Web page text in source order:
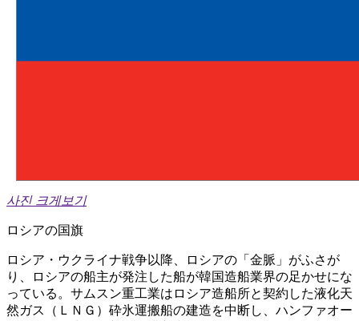
사진 크게보기
ロシアの国旗
ロシア・ウクライナ戦争以降、ロシアの「金脈」がふさが
り、ロシアの船主が発注した船が韓国造船業界の足かせにな
っている。サムスン重工業はロシア造船所と契約した液化天
然ガス（ＬＮＧ）砕氷運搬船の建造を中断し、ハンファオー